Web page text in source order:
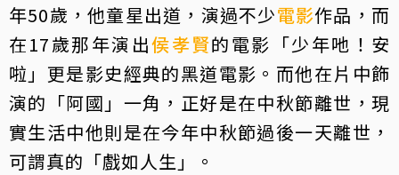
年50歲，他童星出道，演過不少電影作品，而
在17歲那年演出侯孝賢的電影「少年吔！安
啦」更是影史經典的黑道電影。而他在片中飾
演的「阿國」一角，正好是在中秋節離世，現
實生活中他則是在今年中秋節過後一天離世，
可謂真的「戲如人生」。